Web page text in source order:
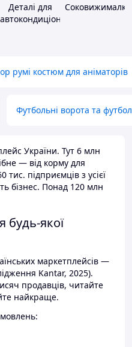
Деталі для
автокондиціонерів
Соковижималки
румі костюм для аніматорів
Футбольні ворота та
України. Тут 6 млн
— від корму для
тис. підприємців з усієї
бізнес. Понад 120 млн
будь-якої
маркетплейсів —
Kantar, 2025).
продавців, читайте
найкраще.